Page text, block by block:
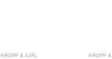
KROPP & SJÄL KROPP